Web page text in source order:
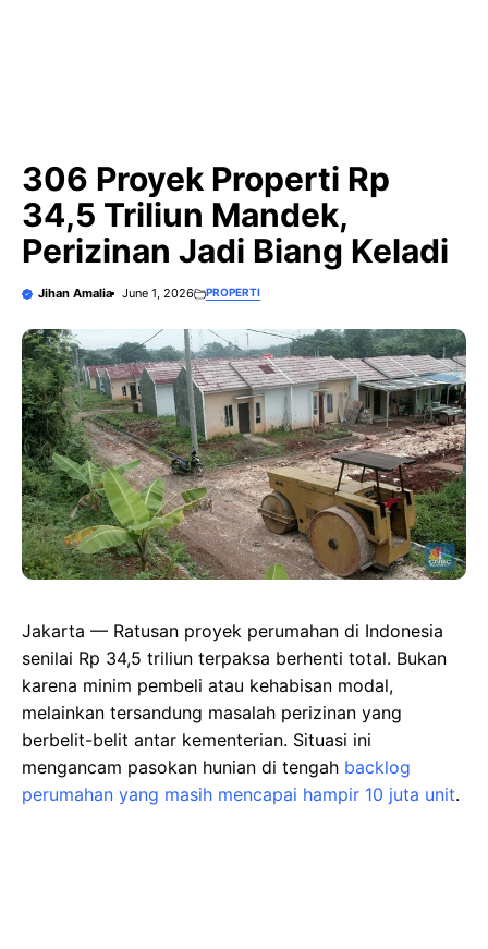
306 Proyek Properti Rp
34,5 Triliun Mandek,
Perizinan Jadi Biang Keladi
Jihan Amalia June 1, 2026 PROPERTI
Jakarta — Ratusan proyek perumahan di Indonesia
senilai Rp 34,5 triliun terpaksa berhenti total. Bukan
karena minim pembeli atau kehabisan modal,
melainkan tersandung masalah perizinan yang
berbelit-belit antar kementerian. Situasi ini
mengancam pasokan hunian di tengah backlog
perumahan yang masih mencapai hampir 10 juta unit.